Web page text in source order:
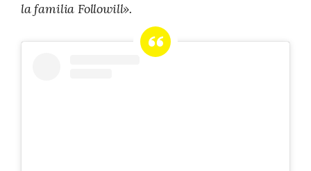
la familia Followill».